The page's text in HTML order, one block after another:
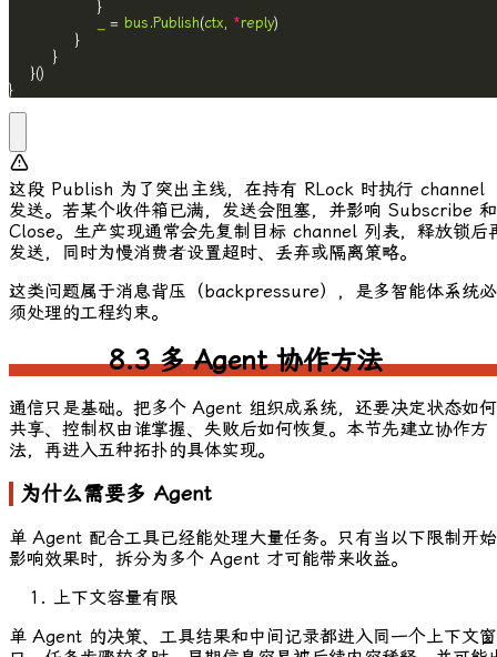
= bus .Publish(ctx, *reply
}
这段 Publish 为了突出主线，在持有 RLock 时执行 channel
发送。若某个收件箱已满，发送会阻塞，并影响 Subscribe 和
Close。生产实现通常会先复制目标 channel 列表，释放锁后
发送，同时为慢消费者设置超时、丢弃或隔离策略。
这类问题属于消息背压（backpressure），是多智能体系统必
须处理的工程约束。
8.3 多 Agent 协作方法
通信只是基础。把多个 Agent 组织成系统，还要决定状态如何
共享、控制权由谁掌握、失败后如何恢复。本节先建立协作方
法，再进入五种拓扑的具体实现。
为什么需要多 Agent
单 Agent 配合工具已经能处理大量任务。只有当以下限制开始
影响效果时，拆分为多个 Agent 才可能带来收益。
上下文容量有限
单 Agent 的决策、工具结果和中间记录都进入同一个上下文窗